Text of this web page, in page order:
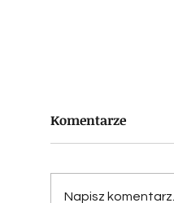
Komentarze
Napisz komentarz...